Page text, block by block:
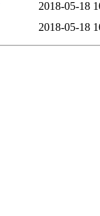
2018-05-18
2018-05-18